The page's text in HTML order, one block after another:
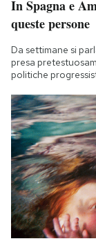
In Spagna e
queste persone
Da settimane si
presa
politiche